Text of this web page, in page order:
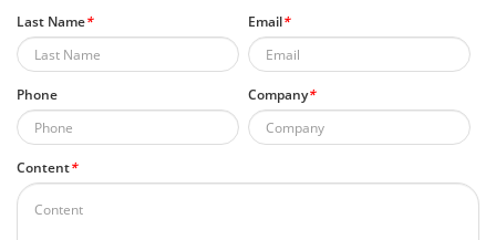
Last Name* Email*
Phone Company*
Content*